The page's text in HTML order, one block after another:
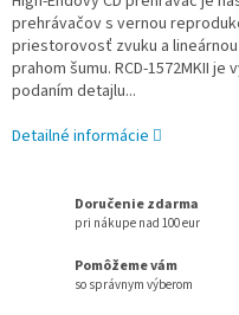
prehrávačov s vernou
priestorovosť zvuku a
prahom šumu. RCD-1572MKII
podaním detajlu...
Detailné informácie
Doručenie zdarma
pri nákupe nad 100 eur
Pomôžeme vám
so správnym výberom